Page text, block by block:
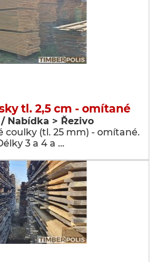
tl. 2,5 cm - omítané
Nabídka > Řezivo
coulky (tl. 25 mm) - omítané.
3 a 4 a …